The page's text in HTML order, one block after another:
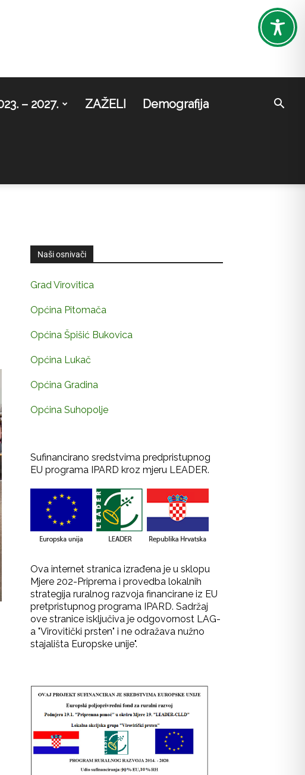
– 2027. ZAŽELI Demografija
Naši osnivači
Grad Virovitica
Općina Pitomača
Općina Špišić Bukovica
Općina Lukač
Općina Gradina
Općina Suhopolje
Sufinancirano sredstvima predpristupnog
EU programa IPARD kroz mjeru LEADER.
Ova internet stranica izrađena je u sklopu
Mjere 202-Priprema i provedba lokalnih
strategija ruralnog razvoja financirane iz EU
pretpristupnog programa IPARD. Sadržaj
ove stranice isključiva je odgovornost LAG-
a "Virovitički prsten" i ne odražava nužno
stajališta Europske unije".